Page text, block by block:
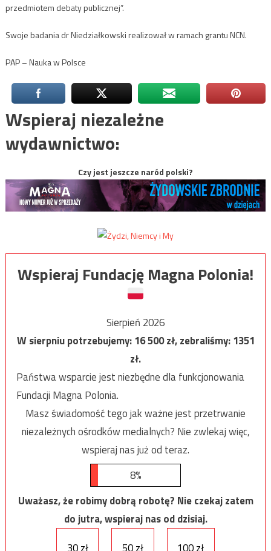
przedmiotem debaty publicznej”.
Swoje badania dr Niedziałkowski realizował w ramach grantu NCN.
PAP – Nauka w Polsce
Wspieraj niezależne
wydawnictwo:
Czy jest jeszcze naród polski?
Wspieraj Fundację Magna Polonia!
Sierpień 2026
W sierpniu potrzebujemy:16 500zł, zebraliśmy:1351
zł.
Państwa wsparcie jest niezbędne dla funkcjonowania
Fundacji Magna Polonia.
Masz świadomość tego jak ważne jest przetrwanie
niezależnych ośrodków medialnych? Nie zwlekaj więc,
wspieraj nas już od teraz.
8%
Uważasz, że robimy dobrą robotę? Nie czekaj zatem
do jutra, wspieraj nas od dzisiaj.